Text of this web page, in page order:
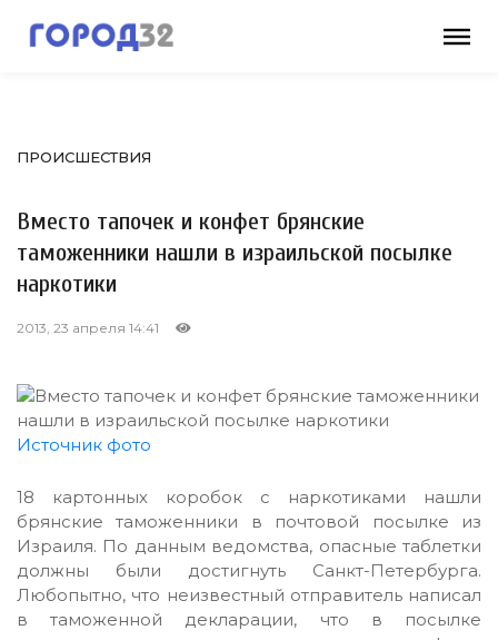
ПРОИСШЕСТВИЯ
Вместо тапочек и конфет брянские
таможенники нашли в израильской посылке
наркотики
2013, 23 апреля 14:41
Источник фото
18 картонных коробок с наркотиками нашли
брянские таможенники в почтовой посылке из
Израиля. По данным ведомства, опасные таблетки
должны были достигнуть Санкт-Петербурга.
Любопытно, что неизвестный отправитель написал
в таможенной декларации, что в посылке